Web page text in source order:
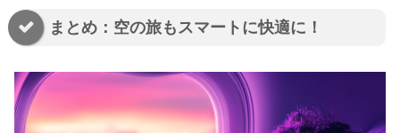
まとめ：空の旅もスマートに快適に！